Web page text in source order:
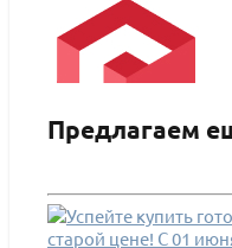
ПОДРОБНЕЕ
Предлагаем